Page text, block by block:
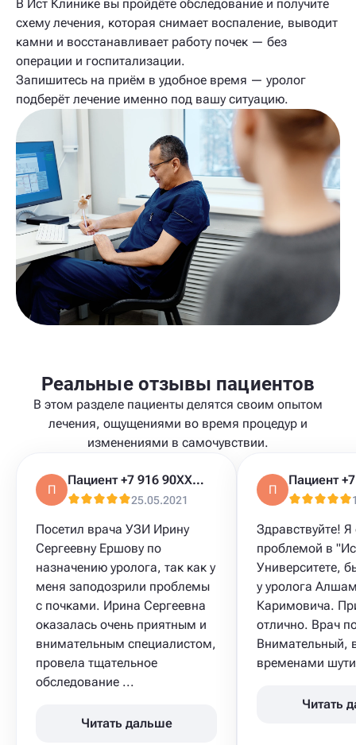
В Ист Клинике вы пройдёте обследование и получите
схему лечения, которая снимает воспаление, выводит
камни и восстанавливает работу почек — без
операции и госпитализации.
Запишитесь на приём в удобное время — уролог
подберёт лечение именно под вашу ситуацию.
Реальные отзывы пациентов
В этом разделе пациенты делятся своим опытом
лечения, ощущениями во время процедур и
изменениями в самочувствии.
П
Пациент +7 916 90XXXXX
25.05.2021
Посетил врача УЗИ Ирину
Сергеевну Ершову по
назначению уролога, так как у
меня заподозрили проблемы
с почками. Ирина Сергеевна
оказалась очень приятным и
внимательным специалистом,
провела тщательное
обследование ...
Читать дальше
П
Здравствуйте! Я
проблемой в
Университете,
у уролога
Каримовича.
отлично. Врач
Внимательный,
временами
Читать